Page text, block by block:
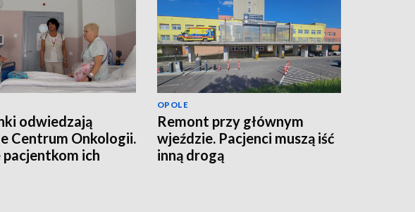
odwiedzają
Centrum Onkologii.
pacjentkom ich
OPOLE
Remont przy głównym
wjeździe. Pacjenci muszą iść
inną drogą